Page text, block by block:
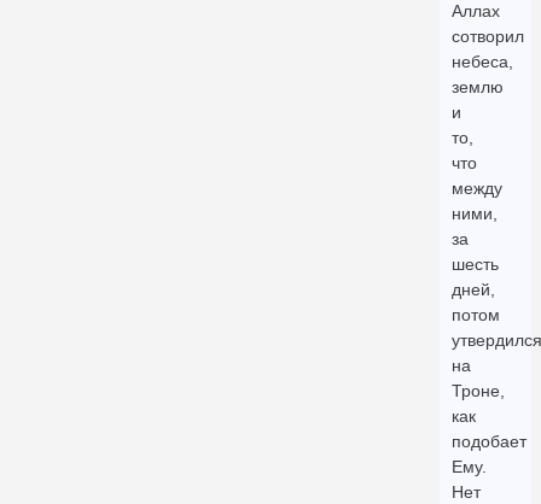
Аллах
сотворил
небеса,
землю
и
то,
что
между
ними,
за
шесть
дней,
потом
утвердился
на
Троне,
как
подобает
Ему.
Нет